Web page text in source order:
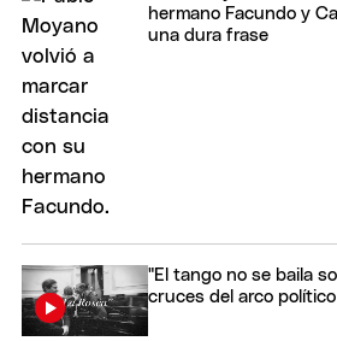
hermano Facundo y
una dura frase
"El tango no se baila
cruces del arco